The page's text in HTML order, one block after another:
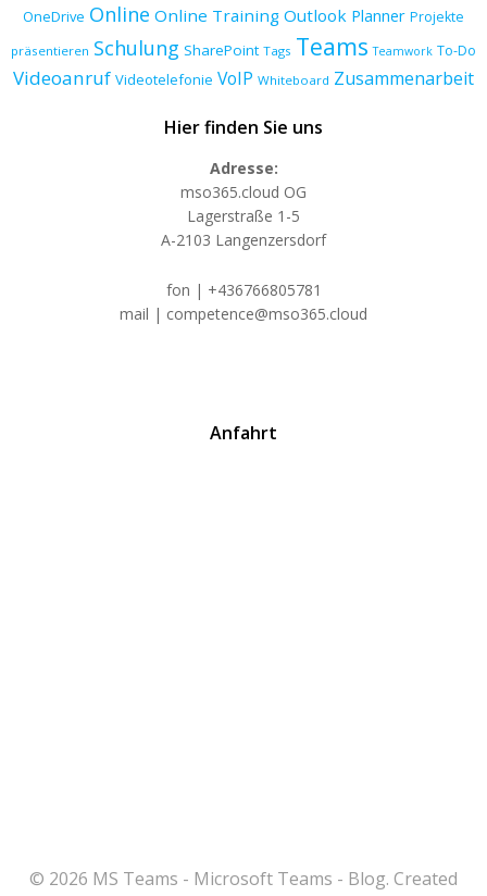
OneDrive Online Online Training Outlook Planner Projekte
präsentieren Schulung SharePoint Tags Teams Teamwork To-Do
Videoanruf Videotelefonie VoIP Whiteboard Zusammenarbeit
Hier finden Sie uns
Adresse:
mso365.cloud OG
Lagerstraße 1-5
A-2103 Langenzersdorf
fon | +436766805781
mail | competence@mso365.cloud
Anfahrt
© 2026 MS Teams - Microsoft Teams - Blog. Created